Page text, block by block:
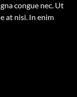
congue nec. Ut
at nisi. In enim